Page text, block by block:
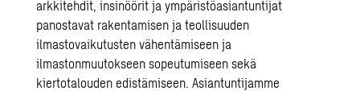
arkkitehdit, insinöörit ja ympäristöasiantuntijat
panostavat rakentamisen jateollisuuden
ilmastovaikutusten vähentämiseen ja
ilmastonmuutokseen sopeutumiseen sekä
kiertotalouden edistämiseen. Asiantuntijamme